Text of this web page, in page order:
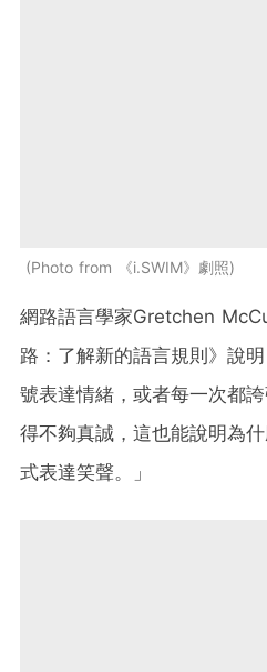
Photo from 《i.SWIM》劇照
網路語言學家Gretchen
路：了解新的語言規則》說
號表達情緒，或者每一次都
得不夠真誠，這也能說明為
式表達笑聲。」